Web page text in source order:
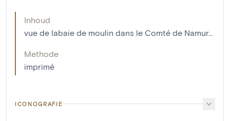
Inhoud
vue de labaie de moulin dans le Comté de Namur...
Methode
imprimé
ICONOGRAFIE